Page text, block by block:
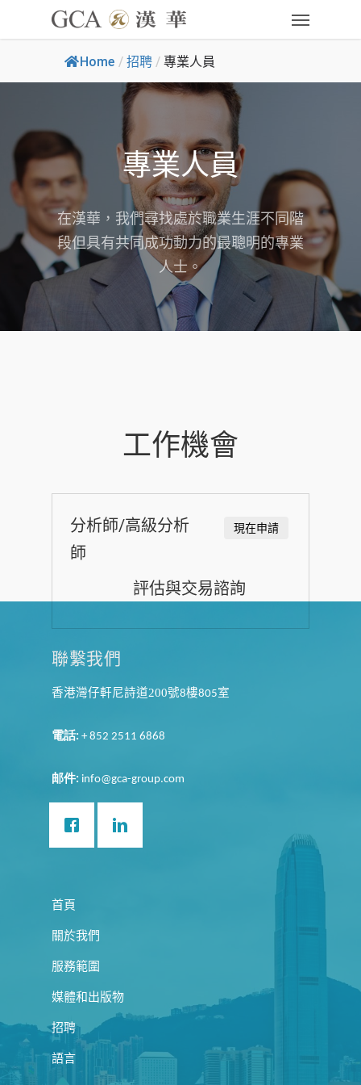
Home / 招聘 / 專業人員
專業人員
在漢華，我們尋找處於職業生涯不同階
段但具有共同成功動力的最聰明的專業
人士。
工作機會
分析師/高級分析
師
評估與交易諮詢
現在申請
聯繫我們
香港灣仔軒尼詩道200號8樓805室
電話: + 852 2511 6868
邮件: info@gca-group.com
首頁
關於我們
服務範圍
媒體和出版物
招聘
語言